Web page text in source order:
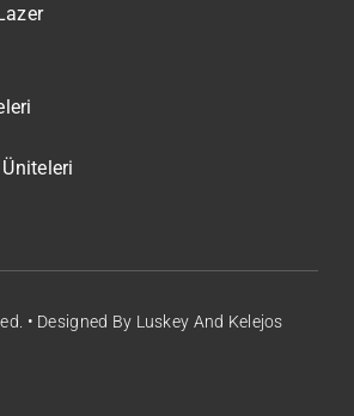
• Designed By Luskey And Kelejos